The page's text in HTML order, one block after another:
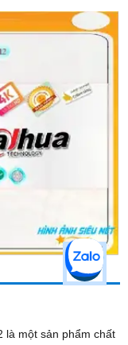
là một sản phẩm chất